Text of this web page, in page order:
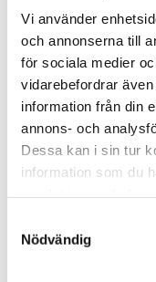
Vi använder
och annonserna till
för sociala medier
vidarebefordrar
information från din
annons- och
Dessa kan i sin tur
information som du
Nödvändig
Artikelnr
Allmänt